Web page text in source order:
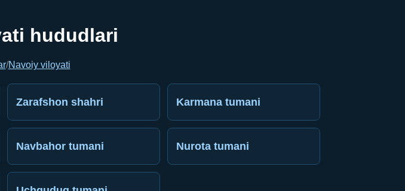
hududlari
/Navoiy viloyati
Zarafshon shahri Karmana tumani
Navbahor tumani Nurota tumani